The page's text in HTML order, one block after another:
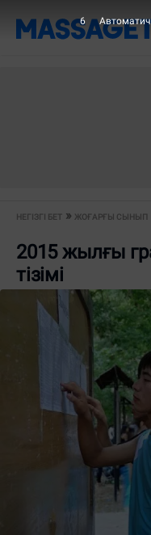
НЕГІЗГІ БЕТ ЖОҒАРҒЫ СЫНЫП
2015 жылғы
тізімі
5